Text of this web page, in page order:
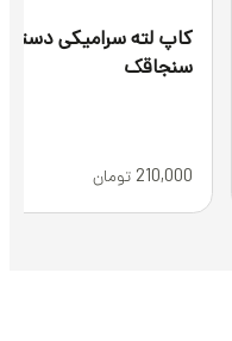
سرامیکی دستساز
تومان